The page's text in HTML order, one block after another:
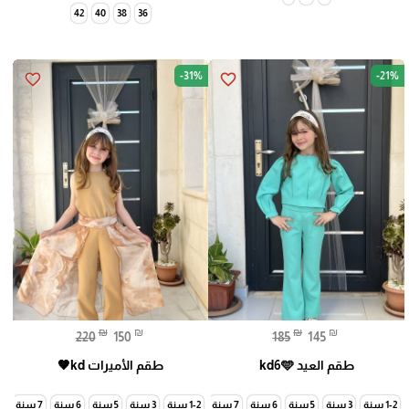
36
38
40
42
favorite_border -21%
185 ₪ 145 ₪
طقم العيد kd6🩵
1-2 سنة 3 سنة 5 سنة 6 سنة 7 سنة
favorite_border -31%
220 ₪ 150 ₪
طقم الأميرات kd🤎
1-2 سنة 3 سنة 5 سنة 6 سنة 7 سنة